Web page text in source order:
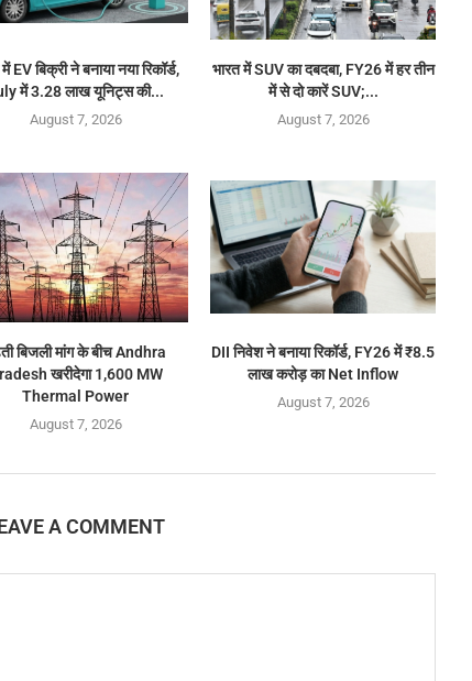
EV बिक्री ने बनाया नया रिकॉर्ड,
में 3.28 लाख यूनिट्स की...
August 7, 2026
भारत में SUV का दबदबा, FY26 में हर तीन
में से दो कारें SUV;...
August 7, 2026
बिजली मांग के बीच Andhra
खरीदेगा 1,600 MW
Thermal Power
August 7, 2026
DII निवेश ने बनाया रिकॉर्ड, FY26 में ₹8.5
लाख करोड़ का Net Inflow
August 7, 2026
A COMMENT